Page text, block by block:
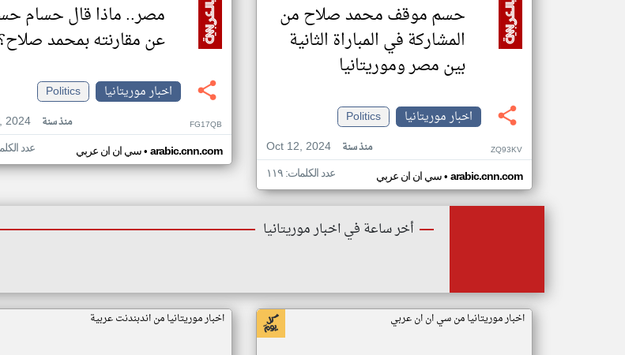
حسم موقف محمد صلاح من
المشاركة في المباراة الثانية
بين مصر وموريتانيا
اخبار موريتانيا
Politics
Oct 12, 2024
منذ سنة ZQ93KV
سي ان ان عربي• arabic.cnn.com عدد الكلمات: ١١٩
مصر.. ماذا قال حسام
عن مقارنته بمحمد
اخبار موريتانيا
Politics
2024
منذ سنة FG17QB
سي ان ان عربي• arabic.cnn.com عدد
أخر ساعة في اخبار موريتانيا
اخبار موريتانيا من سي ان ان عربي اخبار موريتانيا من اندبندنت عربية